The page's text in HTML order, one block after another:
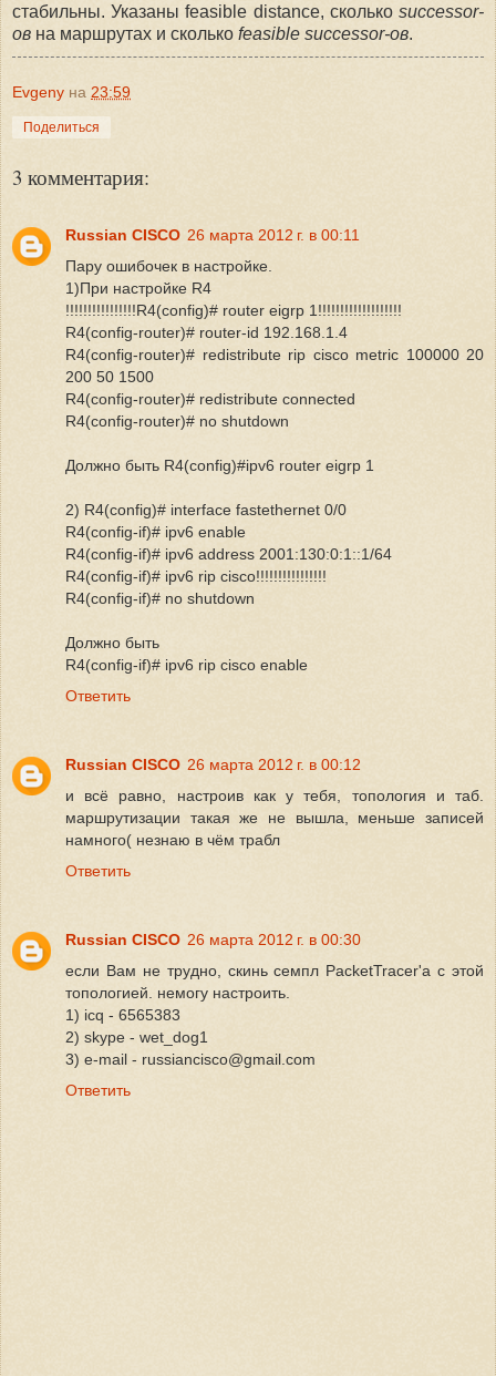
стабильны. Указаны feasible distance, сколько successor-
ов на маршрутах и сколько feasible successor-ов.
Evgeny на 23:59
Поделиться
3 комментария:
Russian CISCO 26 марта 2012 г. в 00:11
Пару ошибочек в настройке.
1)При настройке R4
!!!!!!!!!!!!!!!!R4(config)# router eigrp 1!!!!!!!!!!!!!!!!!!!
R4(config-router)# router-id 192.168.1.4
R4(config-router)# redistribute rip cisco metric 100000 20
200 50 1500
R4(config-router)# redistribute connected
R4(config-router)# no shutdown
Должно быть R4(config)#ipv6 router eigrp 1
2) R4(config)# interface fastethernet 0/0
R4(config-if)# ipv6 enable
R4(config-if)# ipv6 address 2001:130:0:1::1/64
R4(config-if)# ipv6 rip cisco!!!!!!!!!!!!!!!!
R4(config-if)# no shutdown
Должно быть
R4(config-if)# ipv6 rip cisco enable
Ответить
Russian CISCO 26 марта 2012 г. в 00:12
и всё равно, настроив как у тебя, топология и таб.
маршрутизации такая же не вышла, меньше записей
намного( незнаю в чём трабл
Ответить
Russian CISCO 26 марта 2012 г. в 00:30
если Вам не трудно, скинь семпл PacketTracer'a с этой
топологией. немогу настроить.
1) icq - 6565383
2) skype - wet_dog1
3) e-mail - russiancisco@gmail.com
Ответить